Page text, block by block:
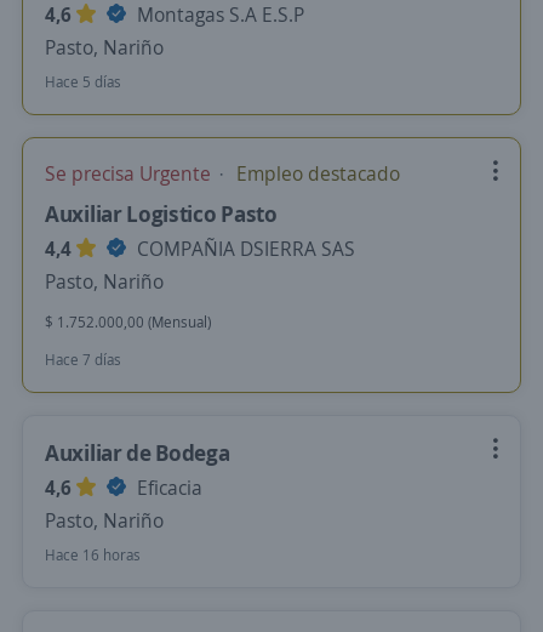
4,6
Montagas S.A E.S.P
Pasto, Nariño
Hace 5 días
Se precisa Urgente Empleo destacado
Auxiliar Logistico Pasto
4,4
COMPAÑIA DSIERRA SAS
Pasto, Nariño
$ 1.752.000,00 (Mensual)
Hace 7 días
Auxiliar de Bodega
4,6
Eficacia
Pasto, Nariño
Hace 16 horas